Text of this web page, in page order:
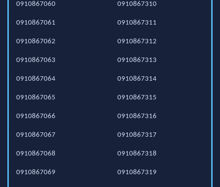
0910867060
0910867061
0910867062
0910867063
0910867064
0910867065
0910867066
0910867067
0910867068
0910867069
0910867310
0910867311
0910867312
0910867313
0910867314
0910867315
0910867316
0910867317
0910867318
0910867319